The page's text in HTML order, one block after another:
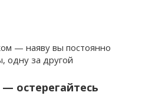
— наяву вы постоянно
одну за другой
остерегайтесь